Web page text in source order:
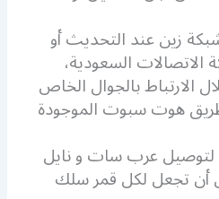
زين عند التحديث أو
الاتصالات السعودية،
بالجوال الخاص
هوت سبوت الموجودة
عرب سات و نايل
تجعل لكل قمر سلك